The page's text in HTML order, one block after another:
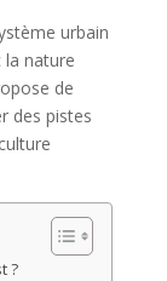
urbain
nature
de
des pistes
?